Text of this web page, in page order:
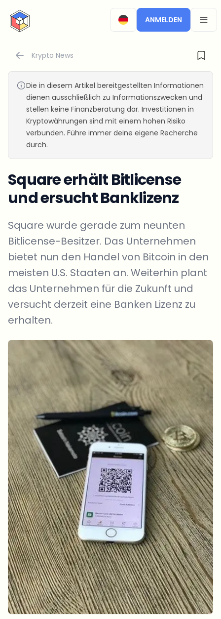
CryptoTicker
ANMELDEN
Krypto News
Die in diesem Artikel bereitgestellten Informationen
dienen ausschließlich zu Informationszwecken und
stellen keine Finanzberatung dar. Investitionen in
Kryptowährungen sind mit einem hohen Risiko
verbunden. Führe immer deine eigene Recherche
durch.
Square erhält Bitlicense
und ersucht Banklizenz
Square wurde gerade zum neunten
Bitlicense-Besitzer. Das Unternehmen
bietet nun den Handel von Bitcoin in den
meisten U.S. Staaten an. Weiterhin plant
das Unternehmen für die Zukunft und
versucht derzeit eine Banken Lizenz zu
erhalten.